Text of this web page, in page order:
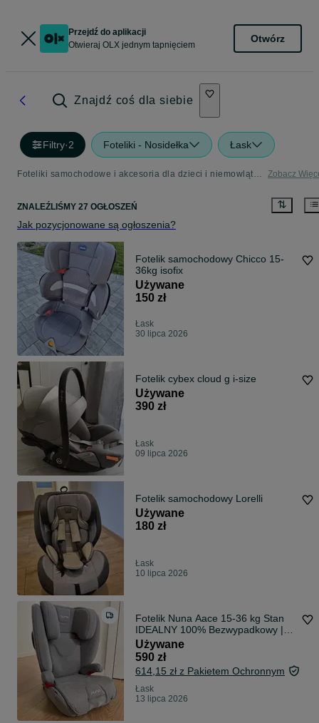
Przejdź do aplikacji
Otwieraj OLX jednym tapnięciem
Otwórz
Znajdź coś dla siebie
Filtry·2 Foteliki - Nosidełka Łask
Foteliki samochodowe i akcesoria dla dzieci i niemowląt - Łask Zobacz
ZNALEŹLIŚMY 27 OGŁOSZEŃ
Jak pozycjonowane są ogłoszenia?
Fotelik samochodowy Chicco 15-
36kg isofix
Używane
150 zł
Łask
30 lipca 2026
Fotelik cybex cloud g i-size
Używane
390 zł
Łask
09 lipca 2026
Fotelik samochodowy Lorelli
Używane
180 zł
Łask
10 lipca 2026
Fotelik Nuna Aace 15-36 kg Stan
IDEALNY 100% Bezwypadkowy |
Isofix
Używane
590 zł
614,15 zł z Pakietem Ochronnym
Łask
13 lipca 2026